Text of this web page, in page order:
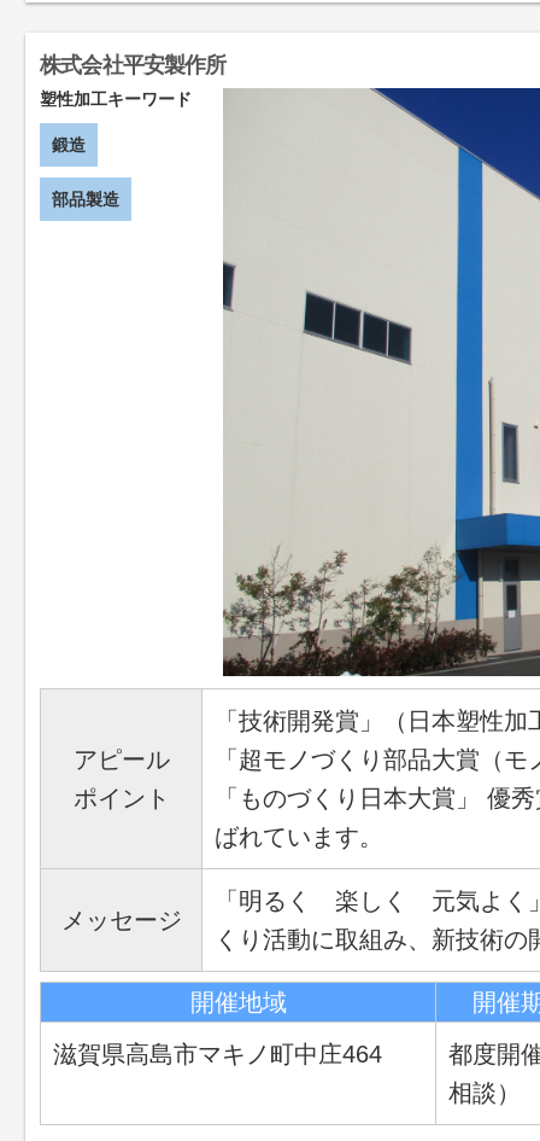
株式会社平安製作所
塑性加工キーワード
鍛造
部品製造
アピール
ポイント
「技術開発賞」（日本塑性加
「超モノづくり部品大賞（
「ものづくり日本大賞」 優
ばれています。
メッセージ
「明るく 楽しく 元気よく
くり活動に取組み、新技術
開催地域
開催
滋賀県高島市マキノ町中庄464
都度開
相談）